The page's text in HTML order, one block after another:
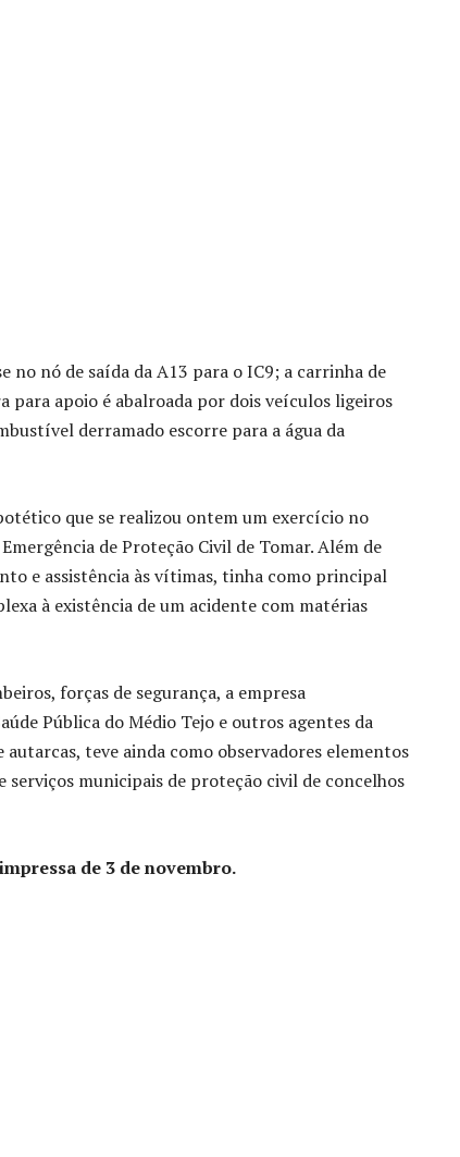
no nó de saída da A13 para o IC9; a carrinha de
para apoio é abalroada por dois veículos ligeiros
derramado escorre para a água da
que se realizou ontem um exercício no
de Proteção Civil de Tomar. Além de
e assistência às vítimas, tinha como principal
à existência de um acidente com matérias
forças de segurança, a empresa
Pública do Médio Tejo e outros agentes da
teve ainda como observadores elementos
serviços municipais de proteção civil de concelhos
de 3 de novembro.